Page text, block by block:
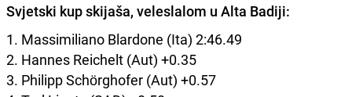
Svjetski kup skijaša, veleslalom u Alta Badiji:
1. Massimiliano Blardone (Ita) 2:46.49
2. Hannes Reichelt (Aut) +0.35
3. Philipp Schörghofer (Aut) +0.57